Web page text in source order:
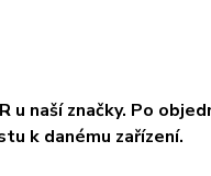
naší značky. Po
k danému zařízení.